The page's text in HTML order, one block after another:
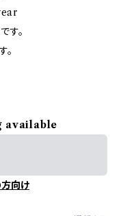
す。
。
available
向け